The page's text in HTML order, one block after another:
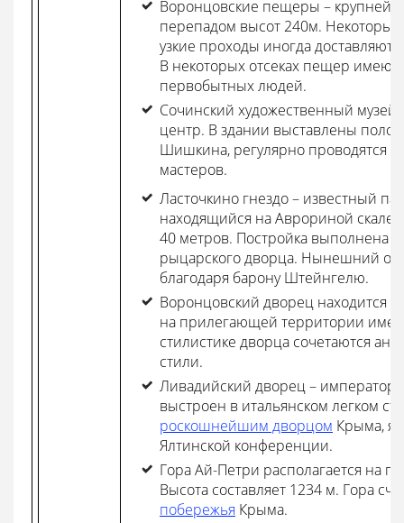
Воронцовские пещеры –
перепадом высот 240м.
узкие проходы иногда
В некоторых отсеках пещер
первобытных людей.
Сочинский художественный
центр. В здании выставлены
Шишкина, регулярно проводятся
мастеров.
Ласточкино гнездо – известный
находящийся на Аврориной
40 метров. Постройка выполнена в
рыцарского дворца. Нынешний
благодаря барону Штейнгелю.
Воронцовский дворец находится в
на прилегающей территории
стилистике дворца сочетаются
стили.
Ливадийский дворец –
выстроен в итальянском легком
роскошнейшим дворцом Крыма,
Ялтинской конференции.
Гора Ай-Петри располагается на
Высота составляет 1234 м. Гора
побережья Крыма.